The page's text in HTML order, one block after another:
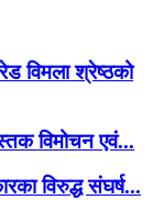
विमला श्रेष्ठको
विमोचन एवं...
विरुद्ध संघर्ष...